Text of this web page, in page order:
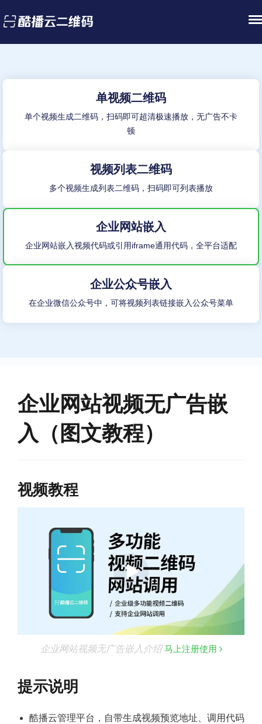
单视频二维码
单个视频生成二维码，扫码即可超清极速播放，无广告不卡
顿
视频列表二维码
多个视频生成列表二维码，扫码即可列表播放
企业网站嵌入
企业网站嵌入视频代码或引用iframe通用代码，全平台适配
企业公众号嵌入
在企业微信公众号中，可将视频列表链接嵌入公众号菜单
企业网站视频无广告嵌
入（图文教程）
视频教程
企业网站视频无广告嵌入介绍马上注册使用
提示说明
酷播云管理平台，自带生成视频预览地址、调用代码